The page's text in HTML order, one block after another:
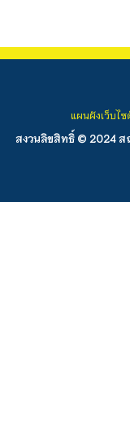
สงวนลิขสิทธิ์ © 2024 ส
แผนผังเว็บไซ